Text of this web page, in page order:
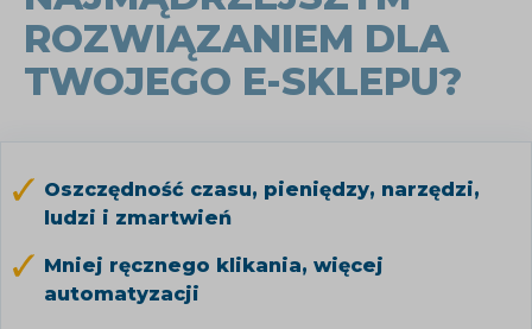
ROZWIĄZANIEM DLA
TWOJEGO E-SKLEPU?
Oszczędność czasu, pieniędzy, narzędzi,
ludzi i zmartwień
Mniej ręcznego klikania, więcej
automatyzacji